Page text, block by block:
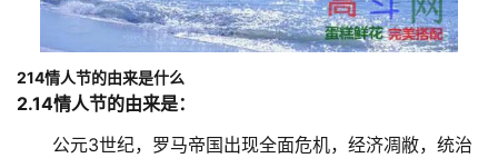
214情人节的由来是什么
2.14情人节的由来是：
公元3世纪，罗马帝国出现全面危机，经济凋敝，统治